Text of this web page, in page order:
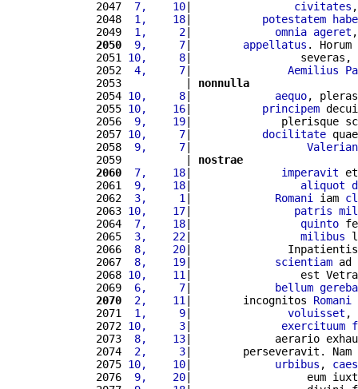
2047
7,    10| civitates
2048
1,    18| potestatem
2049
1,     2| omnia ageret
2050
9,     7| appellatus . Horum
2051 10,     8|                 severas,
2052
4,     7| Aemilius
2053          | nonnulla
2054 10,     8| aequo,
2055 10,    16| principem
2056
9,    19|              plerisque
2057 10,     7| docilitate
2058
9,     7|
2059          | nostrae
2060
7,    18| imperavit
2061
9,    18| aliquot
2062
3,     1 | Romani iam
2063 10,    17| patris
2064
7,    18| quinto
2065
3,    22| milibus
2066
8,    20|
2067
8,    19| scientiam ad
2068 10,    11 |                 est
2069
6,     7| bellum
2070
2,    11 |        incognitos Romani
2071
1,     9| voluisset ,
2072 10,     3| exercituum
2073
8,    13|             aerario
2074
2,     3|        perseveravit.
2075 10,    10| urbibus ,
2076
9,    20|                  eum